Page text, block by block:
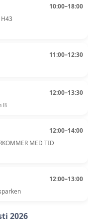
10:00–18:00
11:00–12:30
12:00–13:30
B
12:00–14:00
MED TID
12:00–13:00
2026